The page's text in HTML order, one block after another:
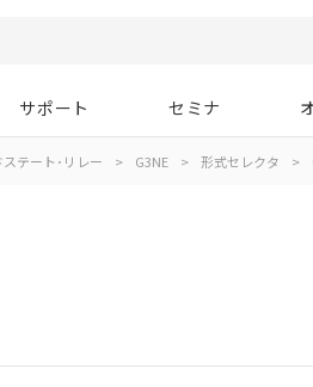
サポート セミナ
テート･リレー > G3NE > 形式セレクタ >